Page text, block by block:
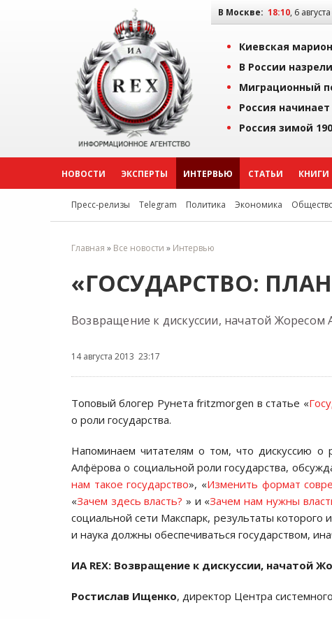
В Москве: 18:10, 6
Киевская
В России
Миграционный
Россия
Россия зимой
НОВОСТИ ЭКСПЕРТЫ ИНТЕРВЬЮ СТАТЬИ КНИГИ
Пресс-релизы Telegram Политика Экономика
Главная » Все новости » Интервью
«ГОСУДАРСТВО:
Возвращение к дискуссии, начатой
14 августа 2013 23:17
Топовый блогер Рунета fritzmorgen в статье «
о роли государства.
Напоминаем читателям о том, что дискуссию о
Алфёрова о социальной роли государства,
нам такое государство», «Изменить формат
«Зачем здесь власть?» и «Зачем нам нужны
социальной сети Макспарк, результаты которого
и наука должны обеспечиваться государством,
ИА REX: Возвращение к дискуссии, начатой
Ростислав Ищенко, директор Центра